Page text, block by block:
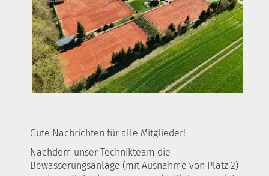
Gute Nachrichten für alle Mitglieder!
Nachdem unser Technikteam die
Bewässerungsanlage (mit Ausnahme von Platz 2)